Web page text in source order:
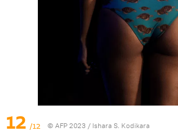
12 /12 © AFP 2023 / Ishara S. Kodikara